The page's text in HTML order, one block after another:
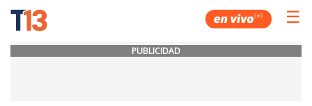
☰
PUBLICIDAD